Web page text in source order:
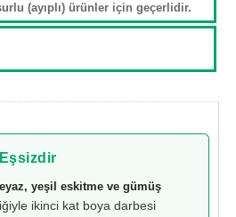
(ayıplı) ürünler için geçerlidir.
yeşil eskitme ve gümüş
ikinci kat boya darbesi